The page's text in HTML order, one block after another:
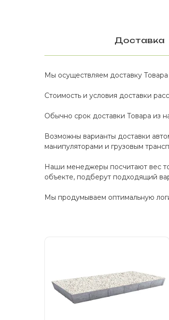
Доставка
Мы осуществляем доставку
Стоимость и условия доставки
Обычно срок доставки Товара из
Возможны варианты доставки
манипуляторами и грузовым
Наши менеджеры посчитают вес
объекте, подберут подходящий
Мы продумываем оптимальную